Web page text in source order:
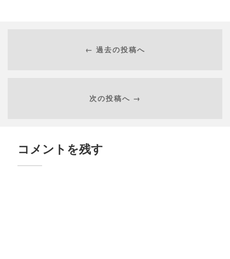
← 過去の投稿へ
次の投稿へ →
コメントを残す